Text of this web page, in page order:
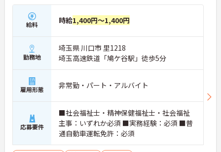
給料 時給1,400円～1,400円
勤務地
埼玉県 川口市 里1218
埼玉高速鉄道「鳩ケ谷駅」徒歩5分
雇用形態 非常勤・パート・アルバイト
応募要件
■社会福祉士・精神保健福祉士・社会福祉
主事：いずれか必須 ■実務経験：必須 ■普
通自動車運転免許：必須